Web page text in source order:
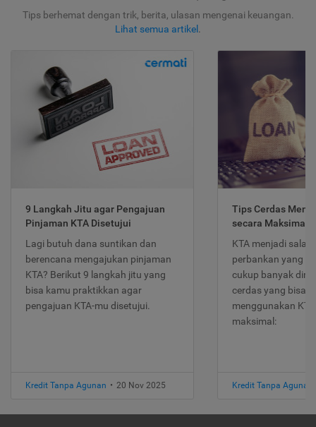
Tips berhemat dengan trik, berita, ulasan mengenai keuangan.
Lihat semua artikel .
9 Langkah Jitu agar Pengajuan
Pinjaman KTA Disetujui
Lagi butuh dana suntikan dan
berencana mengajukan pinjaman
KTA? Berikut 9 langkah jitu yang
bisa kamu praktikkan agar
pengajuan KTA-mu disetujui.
Kredit Tanpa Agunan • 20 Nov 2025
Tips Cerdas
secara Maksimal
KTA menjadi
perbankan yang
cukup banyak
cerdas yang bisa
menggunakan
maksimal:
Kredit Tanpa Agunan